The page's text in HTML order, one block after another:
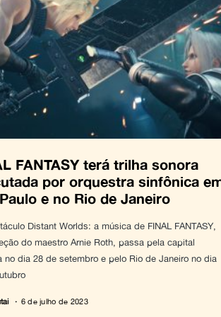
FANTASY terá trilha sonora
por orquestra sinfônica
e no Rio de Janeiro
Distant Worlds: a música de FINAL FANTASY,
do maestro Arnie Roth, passa pela capital
no dia 28 de setembro e pelo Rio de Janeiro no dia
6 de julho de 2023